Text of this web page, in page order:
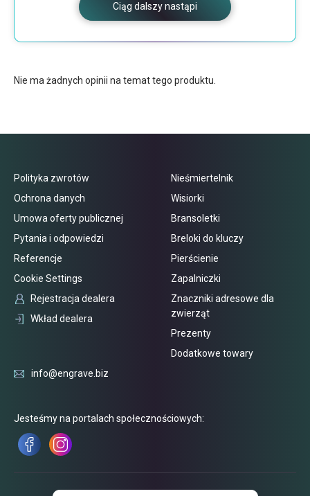
Ciąg dalszy nastąpi
Nie ma żadnych opinii na temat tego produktu.
Polityka zwrotów
Ochrona danych
Umowa oferty publicznej
Pytania i odpowiedzi
Referencje
Cookie Settings
Rejestracja dealera
Wkład dealera
Nieśmiertelnik
Wisiorki
Bransoletki
Breloki do kluczy
Pierścienie
Zapalniczki
Znaczniki adresowe dla
zwierząt
Prezenty
Dodatkowe towary
info@engrave.biz
Jesteśmy na portalach społecznościowych: